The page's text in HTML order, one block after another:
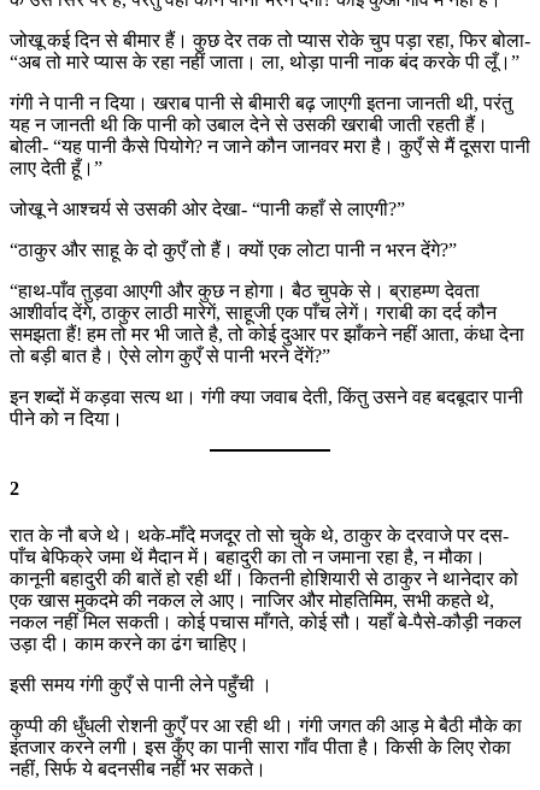
जोखू कई दिन से बीमार हैं। कुछ देर तक तो प्यास रोके चुप पड़ा रहा, फिर बोला-
“अब तो मारे प्यास के रहा नहीं जाता। ला, थोड़ा पानी नाक बंद करके पी लूँ।”
गंगी ने पानी न दिया। खराब पानी से बीमारी बढ़ जाएगी इतना जानती थी, परंतु
यह न जानती थी कि पानी को उबाल देने से उसकी खराबी जाती रहती हैं।
बोली- “यह पानी कैसे पियोगे? न जाने कौन जानवर मरा है। कुएँ से मैं दूसरा पानी
लाए देती हूँ।”
जोखू ने आश्चर्य से उसकी ओर देखा- “पानी कहाँ से लाएगी?”
“ठाकुर और साहू के दो कुएँ तो हैं। क्यों एक लोटा पानी न भरन देंगे?”
“हाथ-पाँव तुड़वा आएगी और कुछ न होगा। बैठ चुपके से। ब्राहम्ण देवता
आशीर्वाद देंगे, ठाकुर लाठी मारेगें, साहूजी एक पाँच लेगें। गराबी का दर्द कौन
समझता हैं! हम तो मर भी जाते है, तो कोई दुआर पर झाँकने नहीं आता, कंधा देना
तो बड़ी बात है। ऐसे लोग कुएँ से पानी भरने देंगें?”
इन शब्दों में कड़वा सत्य था। गंगी क्या जवाब देती, किंतु उसने वह बदबूदार पानी
पीने को न दिया।
2
रात के नौ बजे थे। थके-माँदे मजदूर तो सो चुके थे, ठाकुर के दरवाजे पर दस-
पाँच बेफिक्रे जमा थें मैदान में। बहादुरी का तो न जमाना रहा है, न मौका।
कानूनी बहादुरी की बातें हो रही थीं। कितनी होशियारी से ठाकुर ने थानेदार को
एक खास मुकदमे की नकल ले आए। नाजिर और मोहतिमिम, सभी कहते थे,
नकल नहीं मिल सकती। कोई पचास माँगते, कोई सौ। यहाँ बे-पैसे-कौड़ी नकल
उड़ा दी। काम करने का ढंग चाहिए।
इसी समय गंगी कुएँ से पानी लेने पहुँची ।
कुप्पी की धुँधली रोशनी कुएँ पर आ रही थी। गंगी जगत की आड़ मे बैठी मौके का
इंतजार करने लगी। इस कुँए का पानी सारा गाँव पीता है। किसी के लिए रोका
नहीं, सिर्फ ये बदनसीब नहीं भर सकते।